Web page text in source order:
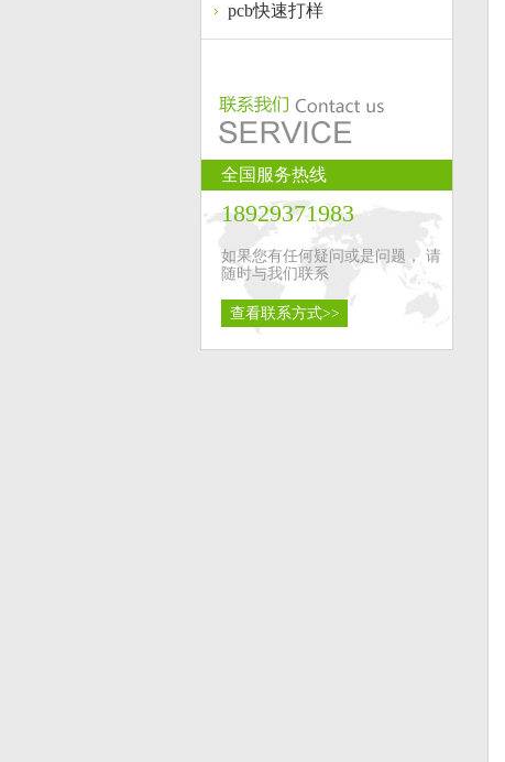
pcb快速打样
全国服务热线
18929371983
如果您有任何疑问或是问题， 请
随时与我们联系
查看联系方式>>